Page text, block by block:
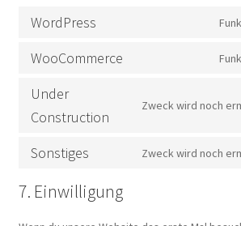
WordPress
WooCommerce
Under
Construction
Zweck wird noch
Sonstiges Zweck wird noch
7. Einwilligung